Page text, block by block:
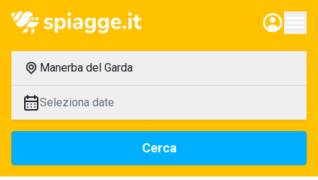
Manerba del Garda
Seleziona date
Cerca